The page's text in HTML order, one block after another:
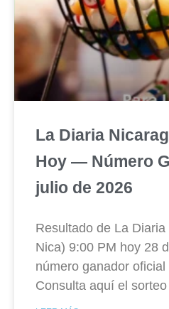
La Diaria
Hoy — Número
julio de 2026
Resultado de La
Nica) 9:00 PM hoy 28
número ganador
Consulta aquí el